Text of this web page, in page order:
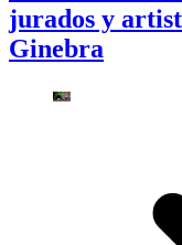
jurados y
Ginebra